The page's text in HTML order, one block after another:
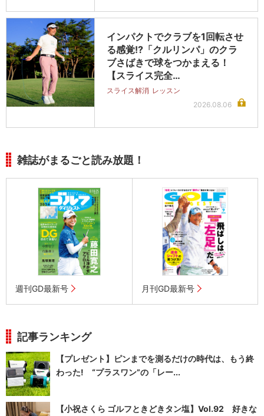
インパクトでクラブを1回転させ
る感覚!?「クルリンパ」のクラ
ブさばきで球をつかまえる！
【スライス完全…
スライス解消 レッスン
2026.08.06
雑誌がまるごと読み放題！
週刊GD最新号 月刊GD最新号
記事ランキング
【プレゼント】ピンまでを測るだけの時代は、もう終
わった! “プラスワン”の「レー...
【小祝さくら ゴルフときどきタン塩】Vol.92 好きな